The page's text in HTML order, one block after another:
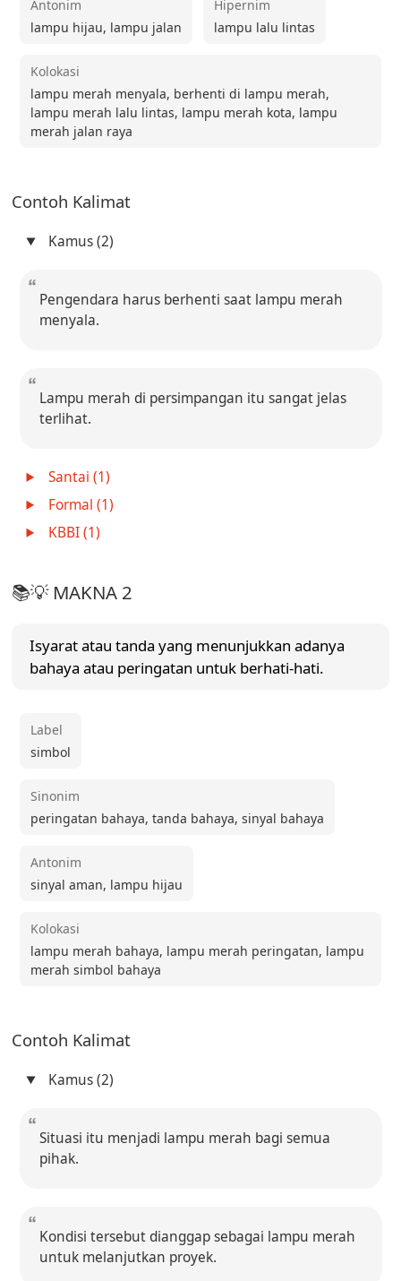
Antonim
lampu hijau, lampu jalan
Hipernim
lampu lalu lintas
Kolokasi
lampu merah menyala, berhenti di lampu merah,
lampu merah lalu lintas, lampu merah kota, lampu
merah jalan raya
Contoh Kalimat
Kamus (2)
Pengendara harus berhenti saat lampu merah
menyala.
Lampu merah di persimpangan itu sangat jelas
terlihat.
Santai (1)
Formal (1)
KBBI (1)
📚💡 MAKNA 2
Isyarat atau tanda yang menunjukkan adanya
bahaya atau peringatan untuk berhati-hati.
Label
simbol
Sinonim
peringatan bahaya, tanda bahaya, sinyal bahaya
Antonim
sinyal aman, lampu hijau
Kolokasi
lampu merah bahaya, lampu merah peringatan, lampu
merah simbol bahaya
Contoh Kalimat
Kamus (2)
Situasi itu menjadi lampu merah bagi semua
pihak.
Kondisi tersebut dianggap sebagai lampu merah
untuk melanjutkan proyek.